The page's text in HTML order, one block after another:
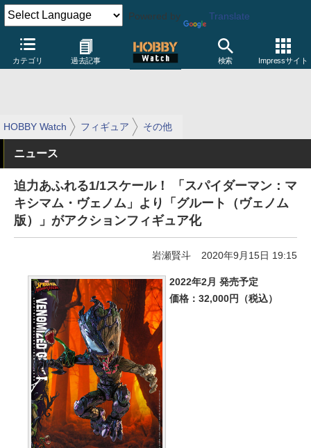
Powered by Translate
カテゴリ 過去記事 検索 Impressサイト
HOBBY Watch フィギュア その他
ニュース
迫力あふれる1/1スケール！ 「スパイダーマン：マ
キシマム・ヴェノム」より「グルート（ヴェノム
版）」がアクションフィギュア化
岩瀬賢斗 2020年9月15日 19:15
2022年2月 発売予定
価格：32,000円（税込）